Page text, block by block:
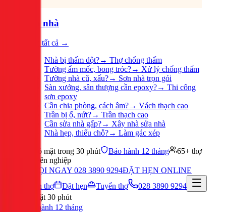
Sửa nhà
Xem tất cả →
Nhà bị thấm dột?→ Thợ chống thấm
Tường ẩm mốc, bong tróc?→ Xử lý chống thấm
Tường nhà cũ, xấu?→ Sơn nhà trọn gói
Sàn xưởng, sân thượng cần epoxy?→ Thi công
sơn epoxy
Cần chia phòng, cách âm?→ Vách thạch cao
Trần bị ố, nứt?→ Trần thạch cao
Cần sửa nhà gấp?→ Xây nhà sửa nhà
Nhà hẹp, thiếu chỗ?→ Làm gác xép
Có mặt trong 30 phút Bảo hành 12 tháng
65+ thợ
chuyên nghiệp
GỌI NGAY 028 3890 9294ĐẶT HẸN ONLINE
Tuyển thợ
Đặt hẹn Tuyển thợ
028 3890 9294
Có mặt 30 phút
Bảo hành 12 tháng